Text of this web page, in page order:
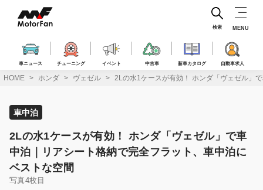
ス
車ニュース チューニング イベント 中古車 新車カタログ 自動車求人
検索 MENU
HOME ホンダ ヴェゼル 2Lの水1ケースが有効！ ホンダ「ヴェゼル」
車中泊
2Lの水1ケースが有効！ ホンダ「ヴェゼル」で車
中泊｜リアシート格納で完全フラット、車中泊に
ベストな空間
写真4枚目